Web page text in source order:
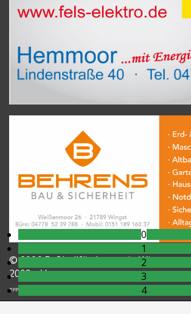
0
1
2
3
4
© 2026 Fußballförderverein Wingst von
2009 e.V.
appId-